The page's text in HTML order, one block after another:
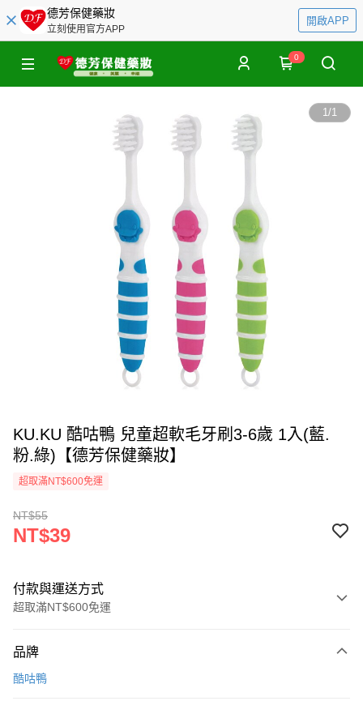
德芳保健藥妝
立刻使用官方APP
開啟APP
0
1/1
KU.KU 酷咕鴨 兒童超軟毛牙刷3-6歲 1入(藍.
粉.綠)【德芳保健藥妝】
超取滿NT$600免運
NT$55
NT$39
付款與運送方式
超取滿NT$600免運
信用卡一次付款
品牌
酷咕鴨